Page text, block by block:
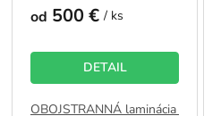
od 500 € / ks
DETAIL
OBOJSTRANNÁ laminácia -